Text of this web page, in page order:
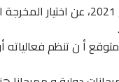
أعلن مهرجان آسيا والمحيط الهادئ السينمائي الدولي للفيلم المستقل بالهند
أ ن تنظم فعالياته